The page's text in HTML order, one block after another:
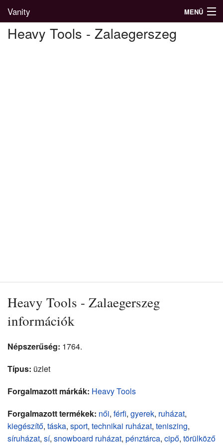
Vanity MENÜ
Heavy Tools - Zalaegerszeg
Heavy Tools - Zalaegerszeg
információk
Népszerűség: 1764.
Típus: üzlet
Forgalmazott márkák: Heavy Tools
Forgalmazott termékek: női, férfi, gyerek, ruházat,
kiegészítő, táska, sport, technikai ruházat, teniszing,
síruházat, sí, snowboard ruházat, pénztárca, cipő, törülköző